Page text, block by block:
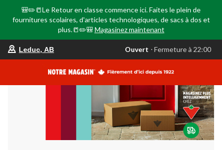
🎒✏️📒Le Retour en classe commence ici. Faites le plein de
fournitures scolaires, d'articles technologiques, de sacs à dos et
plus.📒✏️🎒 Magasinez maintenant
votre
est
AB,
Ouvert,
Fermeture
à
22:00
Leduc, AB Ouvert ⋅ Fermeture à 22:00